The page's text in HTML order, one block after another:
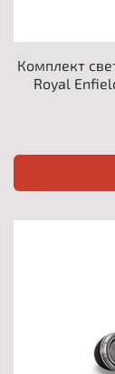
Комплект
Royal